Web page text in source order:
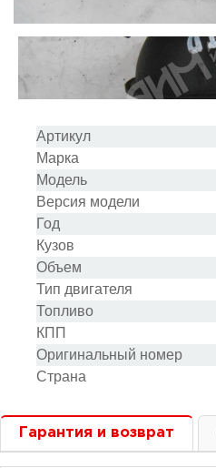
Артикул
Марка
Модель
Версия модели
Год
Кузов
Объем
Тип двигателя
Топливо
КПП
Оригинальный номер
Cтрана
Гарантия и возврат